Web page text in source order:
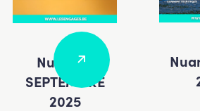
Nuances
SEPTEMBRE
2025